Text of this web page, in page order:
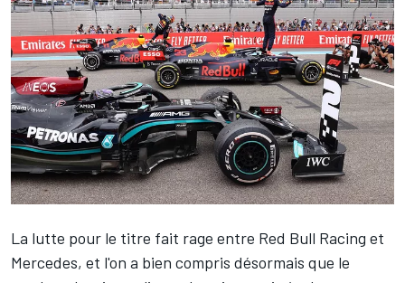
La lutte pour le titre fait rage entre Red Bull Racing et
Mercedes, et l'on a bien compris désormais que le